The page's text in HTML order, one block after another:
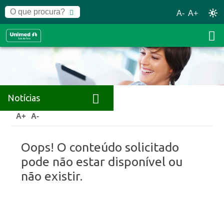
A- A+
Notícias
Home Notícias
A+ A-
Oops! O conteúdo solicitado
pode não estar disponível ou
não existir.